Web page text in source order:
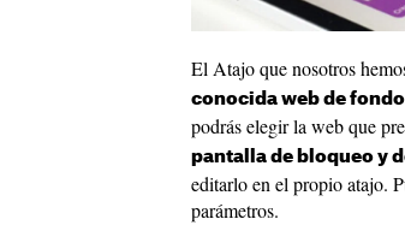
El Atajo que nosotros
conocida web de
podrás elegir la web que
pantalla de bloqueo y
editarlo en el propio atajo.
parámetros.